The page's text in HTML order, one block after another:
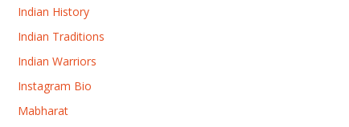
Indian History
Indian Traditions
Indian Warriors
Instagram Bio
Mabharat